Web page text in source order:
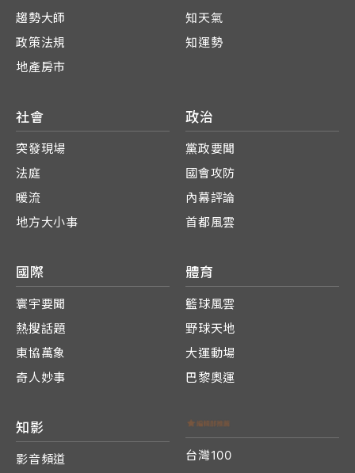
趨勢大師
政策法規
地產房市
知天氣
知運勢
社會
突發現場
法庭
暖流
地方大小事
政治
黨政要聞
國會攻防
內幕評論
首都風雲
國際
寰宇要聞
熱搜話題
東協萬象
奇人妙事
體育
籃球風雲
野球天地
大運動場
巴黎奧運
知影
影音頻道
台灣100